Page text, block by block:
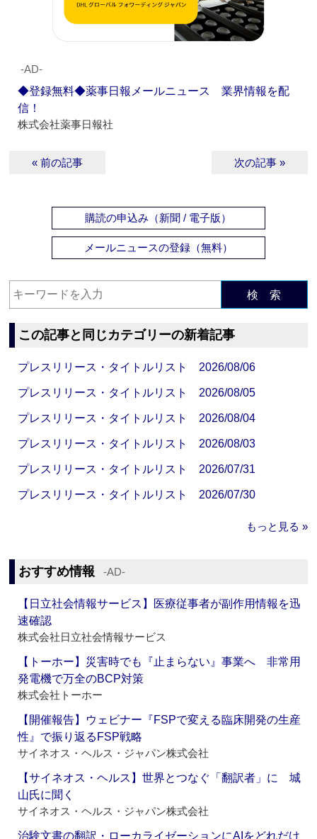
‐AD‐
◆登録無料◆薬事日報メールニュース 業界情報を配
信！
株式会社薬事日報社
« 前の記事 次の記事 »
購読の申込み（新聞 / 電子版）
メールニュースの登録（無料）
検 索
この記事と同じカテゴリーの新着記事
プレスリリース・タイトルリスト 2026/08/06
プレスリリース・タイトルリスト 2026/08/05
プレスリリース・タイトルリスト 2026/08/04
プレスリリース・タイトルリスト 2026/08/03
プレスリリース・タイトルリスト 2026/07/31
プレスリリース・タイトルリスト 2026/07/30
もっと見る »
おすすめ情報 ‐AD‐
【日立社会情報サービス】医療従事者が副作用情報を迅
速確認
株式会社日立社会情報サービス
【トーホー】災害時でも『止まらない』事業へ 非常用
発電機で万全のBCP対策
株式会社トーホー
【開催報告】ウェビナー『FSPで変える臨床開発の生産
性』で振り返るFSP戦略
サイネオス・ヘルス・ジャパン株式会社
【サイネオス・ヘルス】世界とつなぐ「翻訳者」に 城
山氏に聞く
サイネオス・ヘルス・ジャパン株式会社
治験文書の翻訳・ローカライゼーションにAIをどれだけ